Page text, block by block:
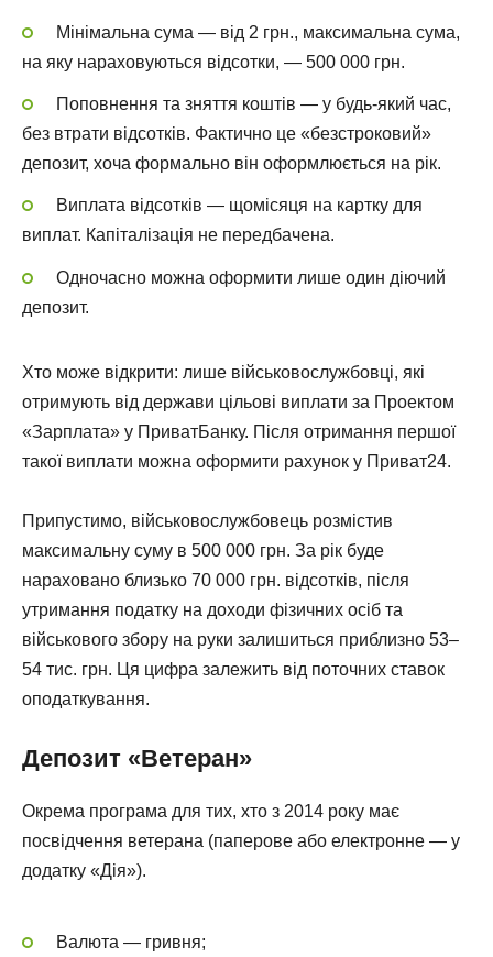
Мінімальна сума — від 2 грн., максимальна сума,
на яку нараховуються відсотки, — 500 000 грн.
Поповнення та зняття коштів — у будь-який час,
без втрати відсотків. Фактично це «безстроковий»
депозит, хоча формально він оформлюється на рік.
Виплата відсотків — щомісяця на картку для
виплат. Капіталізація не передбачена.
Одночасно можна оформити лише один діючий
депозит.
Хто може відкрити: лише військовослужбовці, які
отримують від держави цільові виплати за Проектом
«Зарплата» у ПриватБанку. Після отримання першої
такої виплати можна оформити рахунок у Приват24.
Припустимо, військовослужбовець розмістив
максимальну суму в 500 000 грн. За рік буде
нараховано близько 70 000 грн. відсотків, після
утримання податку на доходи фізичних осіб та
військового збору на руки залишиться приблизно 53–
54 тис. грн. Ця цифра залежить від поточних ставок
оподаткування.
Депозит «Ветеран»
Окрема програма для тих, хто з 2014 року має
посвідчення ветерана (паперове або електронне — у
додатку «Дія»).
Валюта — гривня;